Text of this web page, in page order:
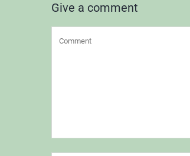
Give a comment